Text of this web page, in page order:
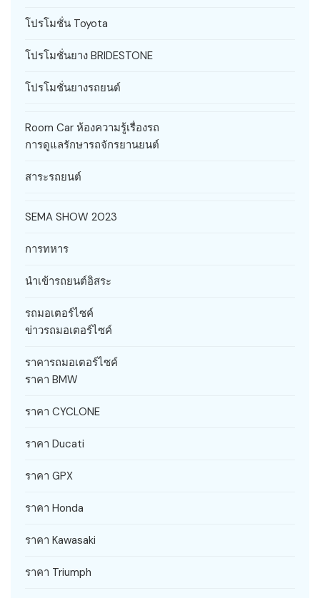
โปรโมชั่น Toyota
โปรโมชั่นยาง BRIDESTONE
โปรโมชั่นยางรถยนต์
Room Car ห้องความรู้เรื่องรถ
การดูแลรักษารถจักรยานยนต์
สาระรถยนต์
SEMA SHOW 2023
การทหาร
นำเข้ารถยนต์อิสระ
รถมอเตอร์ไซค์
ข่าวรถมอเตอร์ไซค์
ราคารถมอเตอร์ไซค์
ราคา BMW
ราคา CYCLONE
ราคา Ducati
ราคา GPX
ราคา Honda
ราคา Kawasaki
ราคา Triumph